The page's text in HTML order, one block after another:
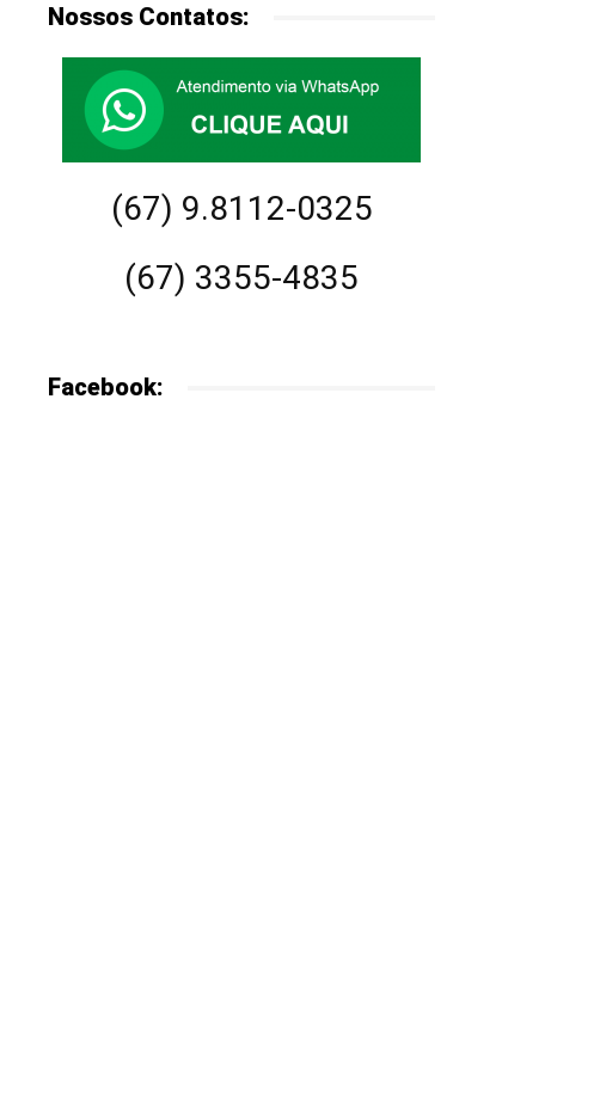
Nossos Contatos:
(67) 9.8112-0325
(67) 3355-4835
Facebook: